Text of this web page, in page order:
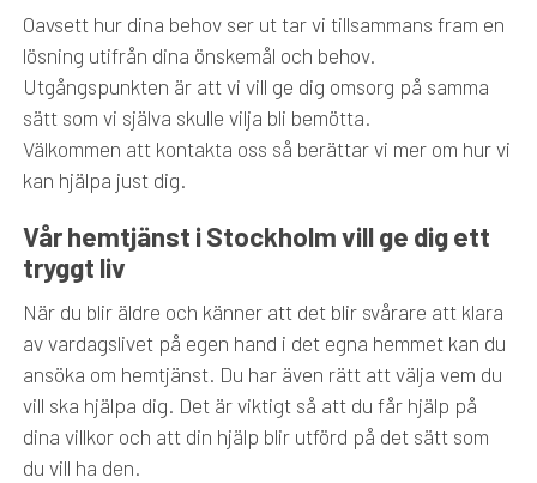
Oavsett hur dina behov ser ut tar vi tillsammans fram en
lösning utifrån dina önskemål och behov.
Utgångspunkten är att vi vill ge dig omsorg på samma
sätt som vi själva skulle vilja bli bemötta.
Välkommen att kontakta oss så berättar vi mer om hur vi
kan hjälpa just dig.
Vår hemtjänst i Stockholm vill ge dig ett
tryggt liv
När du blir äldre och känner att det blir svårare att klara
av vardagslivet på egen hand i det egna hemmet kan du
ansöka om hemtjänst. Du har även rätt att välja vem du
vill ska hjälpa dig. Det är viktigt så att du får hjälp på
dina villkor och att din hjälp blir utförd på det sätt som
du vill ha den.